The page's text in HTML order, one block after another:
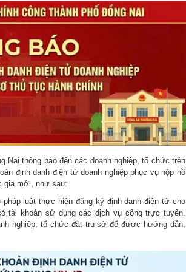
Nai thông báo đến các doanh nghiệp, tổ chức trên
định danh điện tử doanh nghiệp phục vụ nộp hồ
gia mới, như sau:
luật thực hiện đăng ký định danh điện tử cho
tài khoản sử dụng các dịch vụ công trực tuyến.
nghiệp, tổ chức đặt trụ sở để được hướng dẫn,